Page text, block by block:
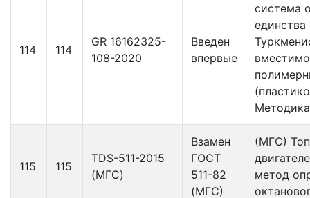
114 114
GR 16162325-
108-2020
Введен
впервые
система
115 115
TDS-511-2015
(МГС)
Взамен
ГОСТ
511-82
(МГС)
(МГС)
метод